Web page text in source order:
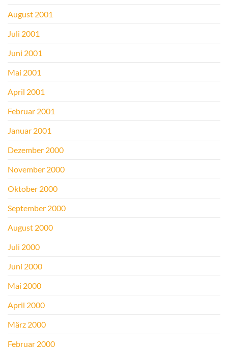
August 2001
Juli 2001
Juni 2001
Mai 2001
April 2001
Februar 2001
Januar 2001
Dezember 2000
November 2000
Oktober 2000
September 2000
August 2000
Juli 2000
Juni 2000
Mai 2000
April 2000
März 2000
Februar 2000